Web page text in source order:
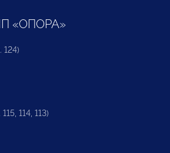
«ОПОРА»
124)
114, 113)